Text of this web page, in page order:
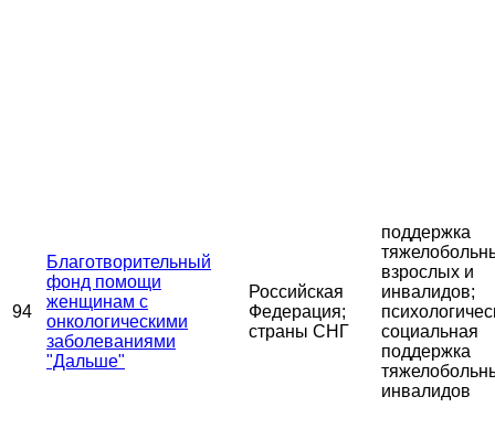
94
Благотворительный
фонд помощи
женщинам с
онкологическими
заболеваниями
"Дальше"
Российская
Федерация;
страны СНГ
поддержка
взрослых и
инвалидов;
социальная
поддержка
инвалидов